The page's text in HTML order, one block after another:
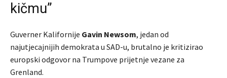
kičmu”
Guverner Kalifornije Gavin Newsom, jedan od
najutjecajnijih demokrata u SAD-u, brutalno je kritizirao
europski odgovor na Trumpove prijetnje vezane za
Grenland.